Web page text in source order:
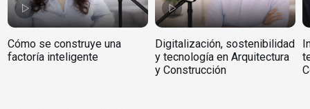
Cómo se construye una
factoría inteligente
Digitalización, sostenibilidad
y tecnología en Arquitectura
y Construcción